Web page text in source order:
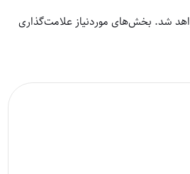
شد. بخش‌های موردنیاز علامت‌گذاری